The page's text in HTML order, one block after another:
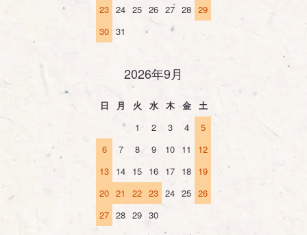
23 24 25 26 27 28 29
30 31
2026年9月
日 月 火 水 木 金
土
1
2 3 4
5
6
7 8 9 10 11
12
13 14 15 16 17 18 19
20 21 22 23 24 25 26
27 28 29 30